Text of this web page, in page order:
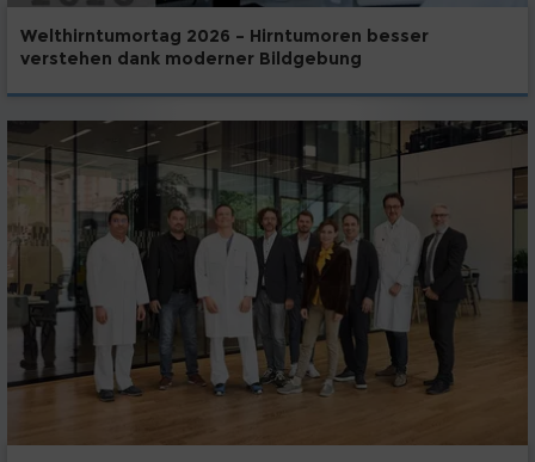
Welthirntumortag 2026 – Hirntumoren besser
verstehen dank moderner Bildgebung